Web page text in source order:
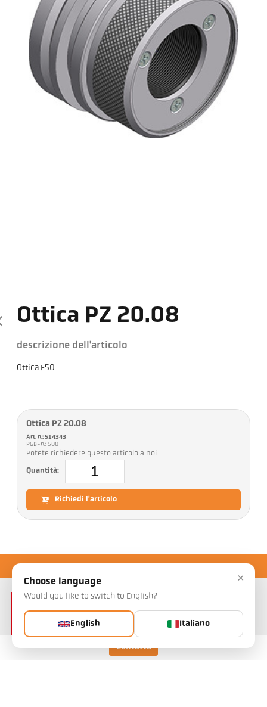
Contatto
Ottica PZ 20.08
descrizione dell'articolo
Ottica F50
Ottica PZ 20.08
Art. n.: 514343
PGB-n.: 500
Potete richiedere questo articolo a noi
Quantità:
Richiedi l'articolo
×
Choose language
Would you like to switch to English?
English Italiano